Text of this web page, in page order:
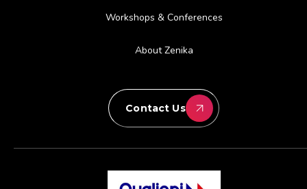
Workshops & Conferences
About Zenika
Contact Us